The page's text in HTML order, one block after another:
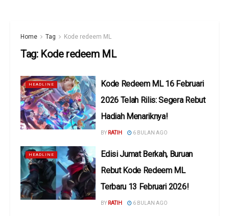
Home Tag Kode redeem ML
Tag: Kode redeem ML
HEADLINE
Kode Redeem ML 16 Februari
2026 Telah Rilis: Segera Rebut
Hadiah Menariknya!
BY RATIH 6 BULAN AGO
HEADLINE
Edisi Jumat Berkah, Buruan
Rebut Kode Redeem ML
Terbaru 13 Februari 2026!
BY RATIH 6 BULAN AGO